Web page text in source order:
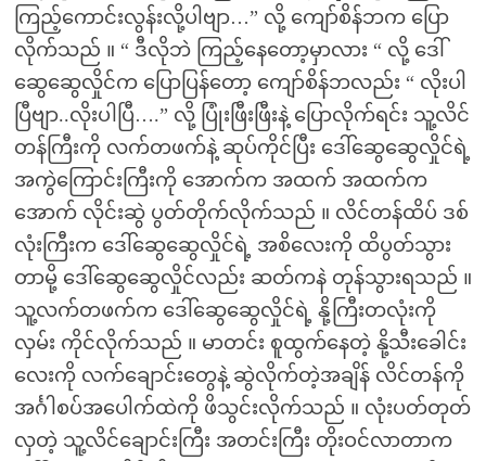
ကြည့်ကောင်းလွန်းလို့ပါဗျာ…” လို့ ကျော်စိန်ဘက ပြော
လိုက်သည် ။ “ ဒီလိုဘဲ ကြည့်နေတော့မှာလား “ လို့ ဒေါ်
ဆွေဆွေလှိုင်က ပြောပြန်တော့ ကျော်စိန်ဘလည်း “ လိုးပါ
ပြီဗျာ..လိုးပါပြီ….” လို့ ပြုံးဖြီးဖြီးနဲ့ ပြောလိုက်ရင်း သူ့လိင်
တန်ကြီးကို လက်တဖက်နဲ့ ဆုပ်ကိုင်ပြီး ဒေါ်ဆွေဆွေလှိုင်ရဲ့
အကွဲကြောင်းကြီးကို အောက်က အထက် အထက်က
အောက် လိုင်းဆွဲ ပွတ်တိုက်လိုက်သည် ။ လိင်တန်ထိပ် ဒစ်
လုံးကြီးက ဒေါ်ဆွေဆွေလှိုင်ရဲ့ အစိလေးကို ထိပွတ်သွား
တာမို့ ဒေါ်ဆွေဆွေလှိုင်လည်း ဆတ်ကနဲ တုန်သွားရသည် ။
သူ့လက်တဖက်က ဒေါ်ဆွေဆွေလှိုင်ရဲ့ နို့ကြီးတလုံးကို
လှမ်း ကိုင်လိုက်သည် ။ မာတင်း စူထွက်နေတဲ့ နို့သီးခေါင်း
လေးကို လက်ချောင်းတွေနဲ့ ဆွဲလိုက်တဲ့အချိန် လိင်တန်ကို
အင်္ဂါစပ်အပေါက်ထဲကို ဖိသွင်းလိုက်သည် ။ လုံးပတ်တုတ်
လှတဲ့ သူ့လိင်ချောင်းကြီး အတင်းကြီး တိုးဝင်လာတာက